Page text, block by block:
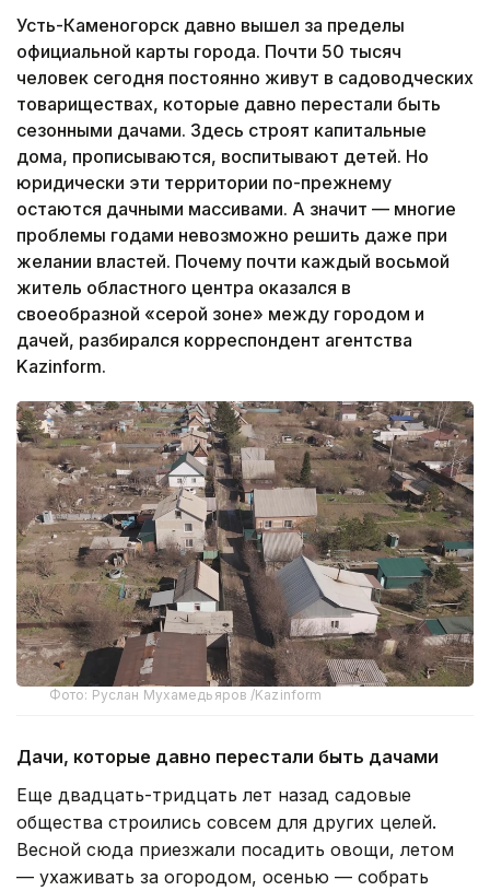
Усть-Каменогорск давно вышел за пределы
официальной карты города. Почти 50 тысяч
человек сегодня постоянно живут в садоводческих
товариществах, которые давно перестали быть
сезонными дачами. Здесь строят капитальные
дома, прописываются, воспитывают детей. Но
юридически эти территории по-прежнему
остаются дачными массивами. А значит — многие
проблемы годами невозможно решить даже при
желании властей. Почему почти каждый восьмой
житель областного центра оказался в
своеобразной «серой зоне» между городом и
дачей, разбирался корреспондент агентства
Kazinform.
Фото: Руслан Мухамедьяров /Kazinform
Дачи, которые давно перестали быть дачами
Еще двадцать-тридцать лет назад садовые
общества строились совсем для других целей.
Весной сюда приезжали посадить овощи, летом
— ухаживать за огородом, осенью — собрать